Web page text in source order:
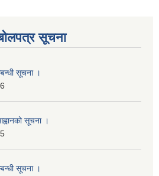
सूचना
सूचना ।
सूचना ।
सूचना ।